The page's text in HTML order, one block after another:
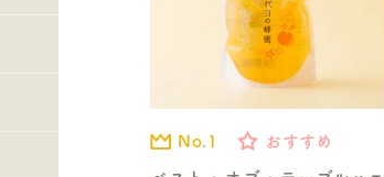
No.1 おすすめ